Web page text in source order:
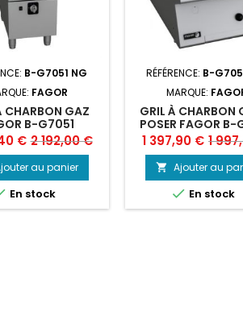
B-G7051 NG
FAGOR
CHARBON GAZ
B-G7051
€ Prix
base
2 192,00 €
au panier
En stock
RÉFÉRENCE: B-
MARQUE:
GRIL À CHARBON
POSER FAGOR B-
Prix
1 397,90 € Prix
base
1
 Ajouter au
 En stock